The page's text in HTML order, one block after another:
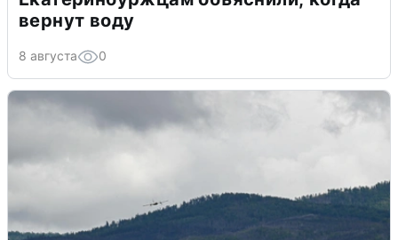
вернут воду
8 августа 0